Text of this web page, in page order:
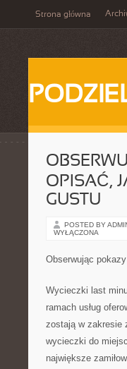
Strona główna
OPISAĆ,
GUSTU
POSTED BY
WYŁĄCZONA
Obserwując
Wycieczki last
ramach usług
zostają w zakresie
wycieczki do
największe